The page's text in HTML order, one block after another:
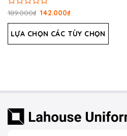
Được
hạng
0
5
189.000₫ 142.000₫
LỰA CHỌN CÁC TÙY CHỌN